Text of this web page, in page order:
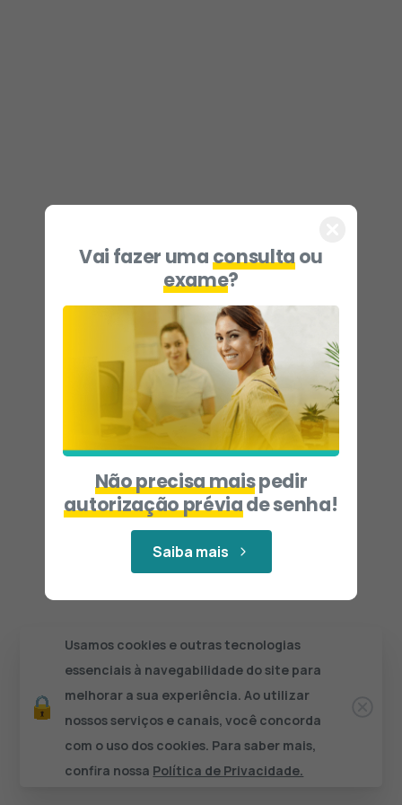
Vai fazer umaconsultaou
exame?
Não precisa maispedir
autorização préviade senha!
Saiba mais
Usamos cookies e outras tecnologias
essenciais à navegabilidade do site para
melhorar a sua experiência. Ao utilizar
nossos serviços e canais, você concorda
com o uso dos cookies. Para saber mais,
confira nossa Política de Privacidade.